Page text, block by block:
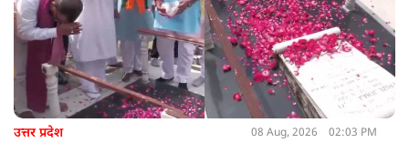
उत्तर प्रदेश 08 Aug, 2026 02:03 PM